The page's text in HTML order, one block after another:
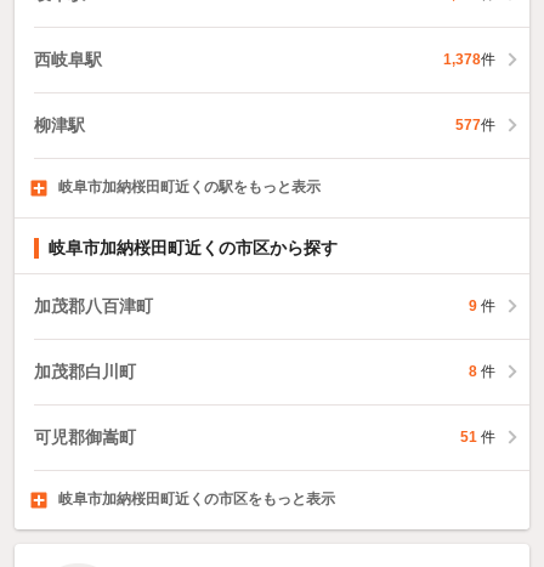
西岐阜駅 1,378件
柳津駅 577件
長森駅500件
加納駅470件
田神駅789件
岐阜市加納桜田町近くの駅をもっと表示
岐阜市加納桜田町近くの市区から探す
加茂郡八百津町 9 件
加茂郡白川町 8 件
可児郡御嵩町 51 件
大垣市1,645件
高山市143件
多治見市550件
岐阜市加納桜田町近くの市区をもっと表示